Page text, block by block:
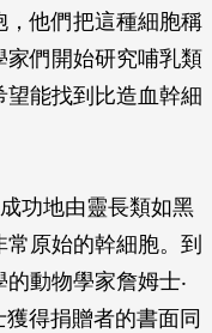
他們把這種細胞稱
們開始研究哺乳類
能找到比造血幹細
功地由靈長類如黑
原始的幹細胞。到
動物學家詹姆士‧
得捐贈者的書面同